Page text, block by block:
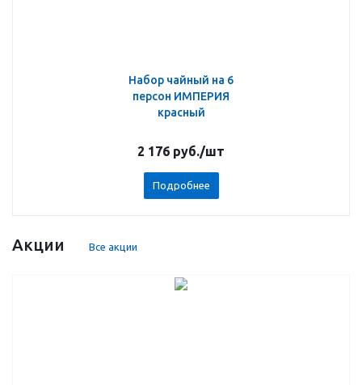
Набор чайный на 6
персон ИМПЕРИЯ
красный
2 176 руб./шт
Подробнее
Акции Все акции